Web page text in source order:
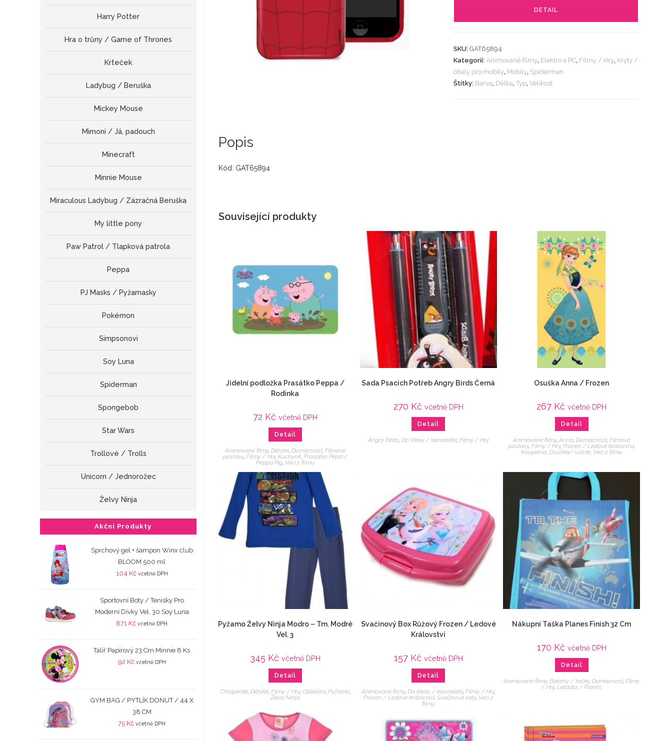
DETAIL
SKU:GAT65894
Kategorií:Animované filmy, Elektro a PC, Filmy / Hry, Kryty /
obaly pro mobily, Mobily, Spiderman
Štítky: Barva, Délka,Typ,Velikost
Popis
Kód: GAT65894
Související produkty
Jídelní podložka Prasátko Peppa /
Rodinka
72 Kč včetně DPH
Detail
Animované filmy, Dětské, Domácnost, Filmové
postavy, Filmy / Hry, Kuchyně, Prasátko Pepa /
Peppa Pig, Veci z filmu
Sada Psacích Potřeb Angry Birds Černá
270 Kč včetně DPH
Detail
Angry Birds, Do školy / kanceláře, Filmy / Hry
Osuška Anna / Frozen
267 Kč včetně DPH
Detail
Animované filmy,Anna,Domácnost,Filmové
postavy,Filmy / Hry,Frozen / Ledové království,
Koupelna, Osuška/ ručník, Veci z filmu
Pyžamo Želvy Ninja Modro – Tm. Modré
Vel. 3
345 Kč včetně DPH
Detail
Chlapecké, Dětské, Filmy / Hry, Oblečení, Pyžama,
Želvy Ninja
Svačinový Box Růžový Frozen / Ledové
Království
157 Kč včetně DPH
Detail
Animované filmy, Do školy / kanceláře, Filmy / Hry,
Frozen / Ledové království, Svačinové sety, Veci z
filmu
Nákupní Taška Planes Finish 32 Cm
170 Kč včetně DPH
Detail
Animované filmy,Batohy / tašky,Domácnost ,Filmy
/ Hry,Letadla / Planes
Harry Potter
Hra o trůny / Game of Thrones
Krteček
Ladybug / Beruška
Mickey Mouse
Mimoni / Já, padouch
Minecraft
Minnie Mouse
Miraculous Ladybug / Zázračná Beruška
My little pony
Paw Patrol / Tlapková patrola
Peppa
PJ Masks / Pyžamasky
Pokémon
Simpsonovi
Soy Luna
Spiderman
Spongebob
Star Wars
Trollové / Trolls
Unicorn / Jednorožec
Želvy Ninja
Akční Produkty
Sprchový gel + šampon Winx club
BLOOM 500 ml
104 Kč včetně DPH
Sportovní Boty / Tenisky Pro
Moderní Dívky Vel. 30 Soy Luna
871 Kč včetně DPH
Talíř Papírový 23 Cm Minnie 8 Ks
92 Kč včetně DPH
GYM BAG / PYTLÍK DONUT / 44 X
38 CM
75 Kč včetně DPH